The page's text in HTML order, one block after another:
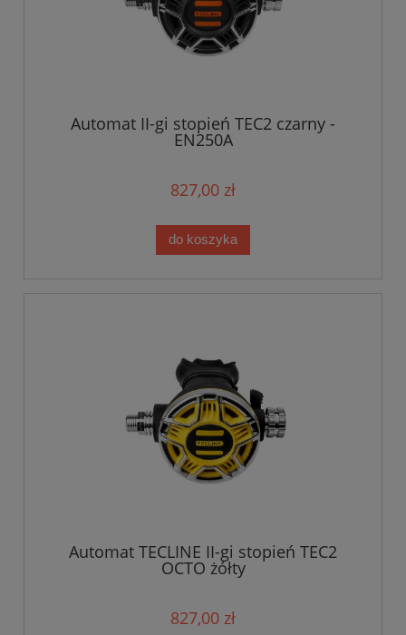
Automat II-gi stopień TEC2 czarny -
EN250A
827,00 zł
do koszyka
Automat TECLINE II-gi stopień TEC2
OCTO żółty
827,00 zł